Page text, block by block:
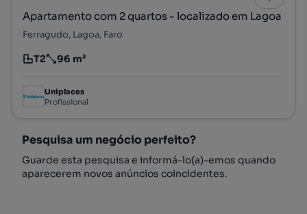
Apartamento com 2 quartos - localizado em Lagoa
Ferragudo, Lagoa, Faro
Tipologia
T2
Preço por metro quadrado
96 m²
Uniplaces
Profissional
Pesquisa um negócio perfeito?
Guarde esta pesquisa e informá-lo(a)-emos quando
aparecerem novos anúncios coincidentes.